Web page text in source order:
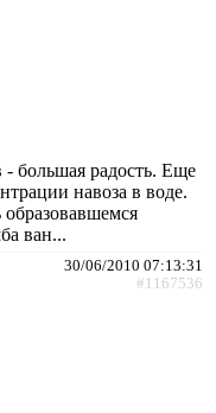
большая радость. Еще
навоза в воде.
образовавшемся
ван...
30/06/2010 07:13:31
#1167536